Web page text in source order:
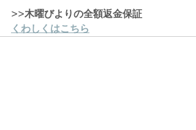
>>木曜びよりの全額返金保証
くわしくはこちら